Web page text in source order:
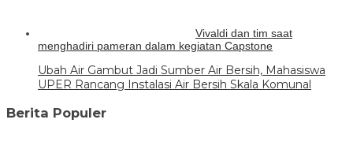
Vivaldi dan tim saat
menghadiri pameran dalam kegiatan Capstone
Ubah Air Gambut Jadi Sumber Air Bersih, Mahasiswa
UPER Rancang Instalasi Air Bersih Skala Komunal
Berita Populer